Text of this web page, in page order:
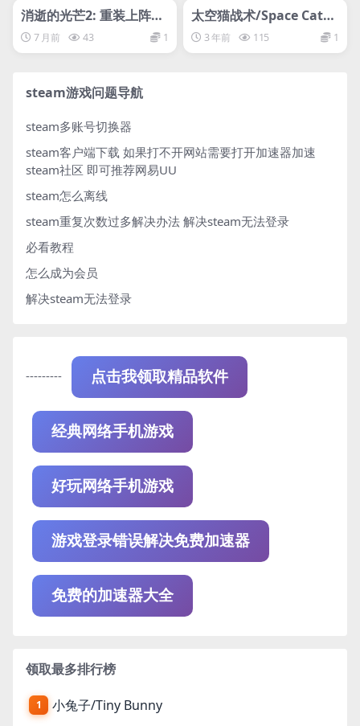
网盘下载游戏
消逝的光芒2: 重装上阵
版/Dying Light 2 Stay H
uman: Reloaded Editio
7 月前 43 1
网盘下载游戏
太空猫战术/Space Cats T
actics
3 年前 115 1
steam游戏问题导航
steam多账号切换器
steam客户端下载 如果打不开网站需要打开加速器加速
steam社区 即可推荐网易UU
steam怎么离线
steam重复次数过多解决办法 解决steam无法登录
必看教程
怎么成为会员
解决steam无法登录
--------- 点击我领取精品软件
经典网络手机游戏
好玩网络手机游戏
游戏登录错误解决免费加速器
免费的加速器大全
领取最多排行榜
1 小兔子/Tiny Bunny